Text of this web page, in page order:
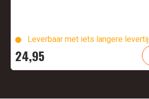
Leverbaar met iets langere
24,95